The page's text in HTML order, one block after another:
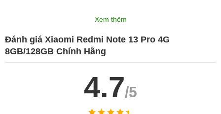
Xem thêm
Đánh giá Xiaomi Redmi Note 13 Pro 4G
8GB/128GB Chính Hãng
4.7/5